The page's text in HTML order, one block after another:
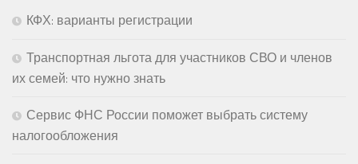
КФХ: варианты регистрации
Транспортная льгота для участников СВО и членов
их семей: что нужно знать
Сервис ФНС России поможет выбрать систему
налогообложения